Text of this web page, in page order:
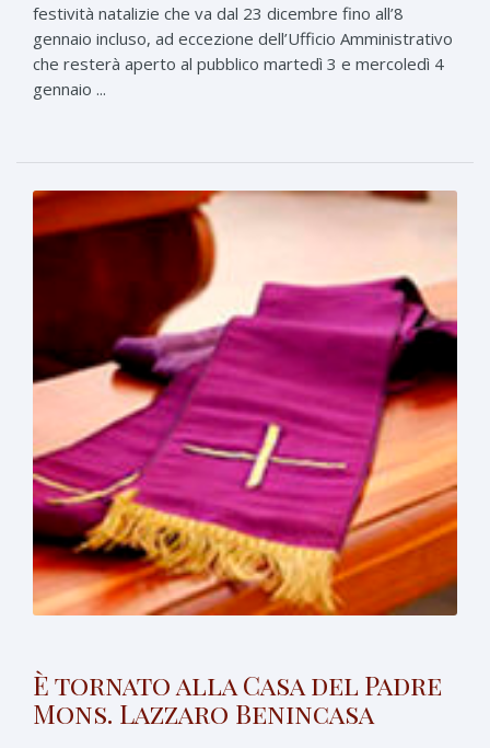
festività natalizie che va dal 23 dicembre fino all’8
gennaio incluso, ad eccezione dell’Ufficio Amministrativo
che resterà aperto al pubblico martedì 3 e mercoledì 4
gennaio ...
È tornato alla Casa del Padre
Mons. Lazzaro Benincasa